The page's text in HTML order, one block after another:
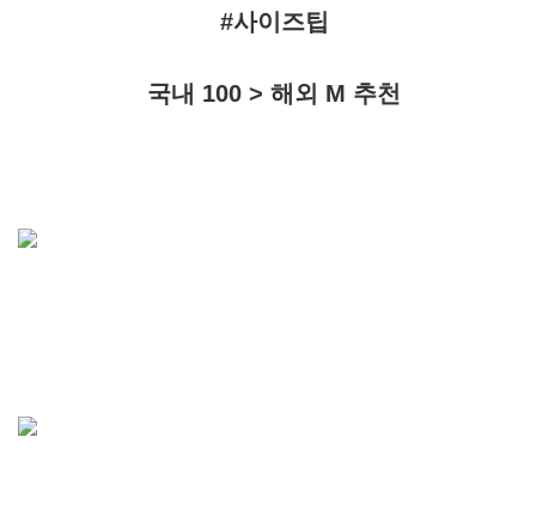
#사이즈팁
국내 100 > 해외 M 추천